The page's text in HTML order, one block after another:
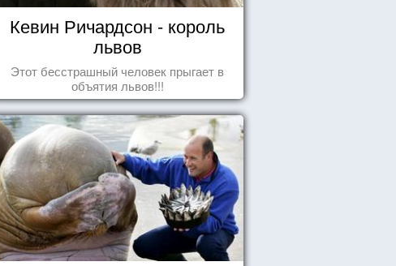
Кевин Ричардсон - король
львов
Этот бесстрашный человек прыгает в
объятия львов!!!